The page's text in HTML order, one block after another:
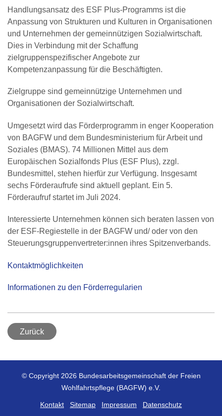
Handlungsansatz des ESF Plus-Programms ist die
Anpassung von Strukturen und Kulturen in Organisationen
und Unternehmen der gemeinnützigen Sozialwirtschaft.
Dies in Verbindung mit der Schaffung
zielgruppenspezifischer Angebote zur
Kompetenzanpassung für die Beschäftigten.
Zielgruppe sind gemeinnützige Unternehmen und
Organisationen der Sozialwirtschaft.
Umgesetzt wird das Förderprogramm in enger Kooperation
von BAGFW und dem Bundesministerium für Arbeit und
Soziales (BMAS). 74 Millionen Mittel aus dem
Europäischen Sozialfonds Plus (ESF Plus), zzgl.
Bundesmittel, stehen hierfür zur Verfügung. Insgesamt
sechs Förderaufrufe sind aktuell geplant. Ein 5.
Förderaufruf startet im Juli 2024.
Interessierte Unternehmen können sich beraten lassen von
der ESF-Regiestelle in der BAGFW und/ oder von den
Steuerungsgruppenvertreter:innen ihres Spitzenverbands.
Kontaktmöglichkeiten
Informationen zu den Förderregularien
Zurück
© Copyright 2026 Bundesarbeitsgemeinschaft der Freien
Wohlfahrtspflege (BAGFW) e.V.
Kontakt Sitemap Impressum Datenschutz